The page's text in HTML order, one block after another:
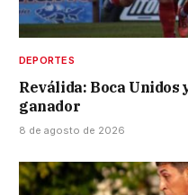
DEPORTES
Reválida: Boca
ganador
8 de agosto de 2026